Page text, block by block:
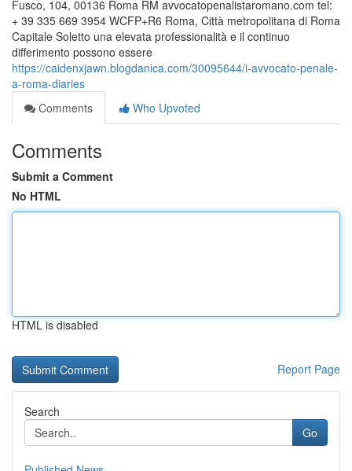
Fusco, 104, 00136 Roma RM avvocatopenalistaromano.com tel:
+ 39 335 669 3954 WCFP+R6 Roma, Città metropolitana di Roma
Capitale Soletto una elevata professionalità e il continuo
differimento possono essere
https://caidenxjawn.blogdanica.com/30095644/i-avvocato-penale-
a-roma-diaries
Comments
Who Upvoted
Comments
Submit a Comment
No HTML
HTML is disabled
Report Page
Search
Go